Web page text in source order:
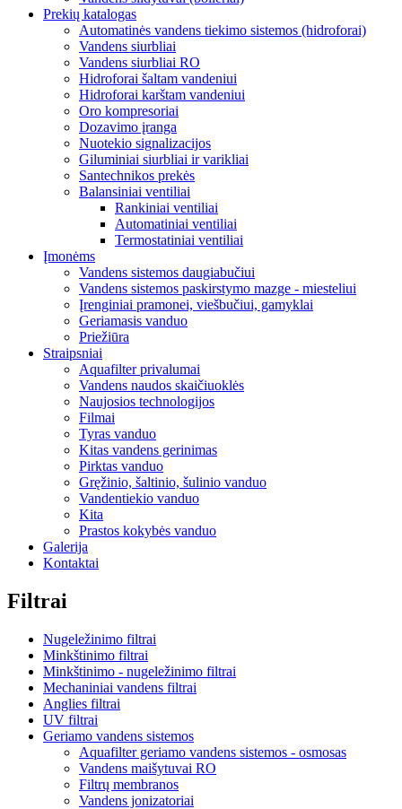
Prekių katalogas
Automatinės vandens tiekimo sistemos (hidroforai)
Vandens siurbliai
Vandens siurbliai RO
Hidroforai šaltam vandeniui
Hidroforai karštam vandeniui
Oro kompresoriai
Dozavimo įranga
Nuotekio signalizacijos
Giluminiai siurbliai ir varikliai
Santechnikos prekės
Balansiniai ventiliai
Rankiniai ventiliai
Automatiniai ventiliai
Termostatiniai ventiliai
Įmonėms
Vandens sistemos daugiabučiui
Vandens sistemos paskirstymo mazge - miesteliui
Įrenginiai pramonei, viešbučiui, gamyklai
Geriamasis vanduo
Priežiūra
Straipsniai
Aquafilter privalumai
Vandens naudos skaičiuoklės
Naujosios technologijos
Filmai
Tyras vanduo
Kitas vandens gerinimas
Pirktas vanduo
Gręžinio, šaltinio, šulinio vanduo
Vandentiekio vanduo
Kita
Prastos kokybės vanduo
Galerija
Kontaktai
Filtrai
Nugeležinimo filtrai
Minkštinimo filtrai
Minkštinimo - nugeležinimo filtrai
Mechaniniai vandens filtrai
Anglies filtrai
UV filtrai
Geriamo vandens sistemos
Aquafilter geriamo vandens sistemos - osmosas
Vandens maišytuvai RO
Filtrų membranos
Vandens jonizatoriai